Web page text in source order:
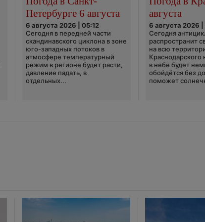
Петербурге 6 августа
6 августа 2026 | 05:12
Сегодня в передней части
скандинавского циклона в зоне
юго-западных потоков в
атмосфере температурный
режим в регионе будет расти,
давление падать, в
отдельных...
августа
6 августа 2026
Сегодня
распространит
на всю
Краснодарского
в небе будет
обойдётся без
поможет